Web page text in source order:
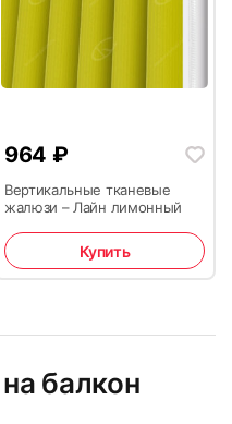
964 ₽
Вертикальные тканевые
жалюзи – Лайн лимонный
Купить
балкон